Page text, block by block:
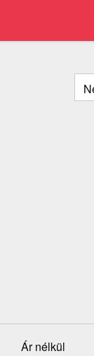
Ár nélkül